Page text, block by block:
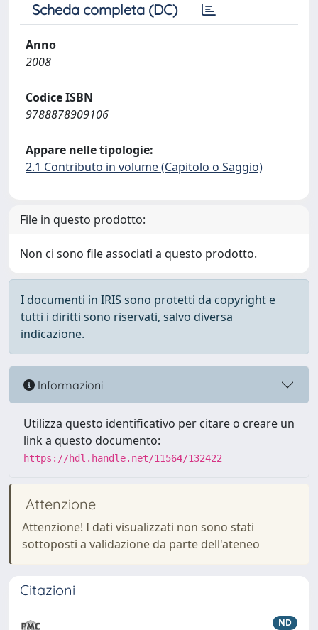
Scheda completa (DC)
Anno
2008
Codice ISBN
9788878909106
Appare nelle tipologie:
2.1 Contributo in volume (Capitolo o Saggio)
File in questo prodotto:
Non ci sono file associati a questo prodotto.
I documenti in IRIS sono protetti da copyright e
tutti i diritti sono riservati, salvo diversa
indicazione.
Informazioni
Utilizza questo identificativo per citare o creare un
link a questo documento:
https://hdl.handle.net/11564/132422
Attenzione
Attenzione! I dati visualizzati non sono stati
sottoposti a validazione da parte dell'ateneo
Citazioni
ND